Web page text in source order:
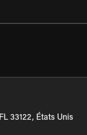
33122, États Unis